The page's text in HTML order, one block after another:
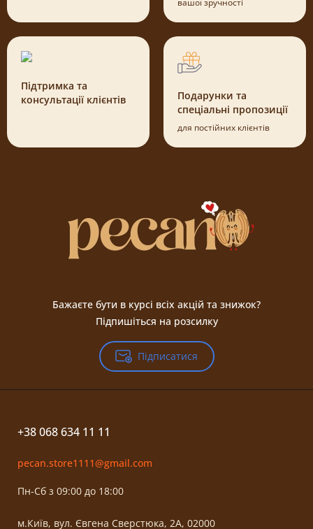
вашої зручності
Підтримка та
консультації клієнтів
Подарунки та
спеціальні пропозиції
для постійних клієнтів
Бажаєте бути в курсі всіх акцій та знижок?
Підпишіться на розсилку
Підписатися
+38 068 634 11 11
pecan.store1111@gmail.com
Пн-Сб з 09:00 до 18:00
м.Київ, вул. Євгена Сверстюка, 2А, 02000